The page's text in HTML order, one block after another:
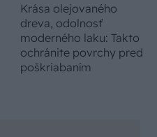
Krása olejovaného
dreva, odolnosť
moderného laku: Takto
ochránite povrchy pred
poškriabaním